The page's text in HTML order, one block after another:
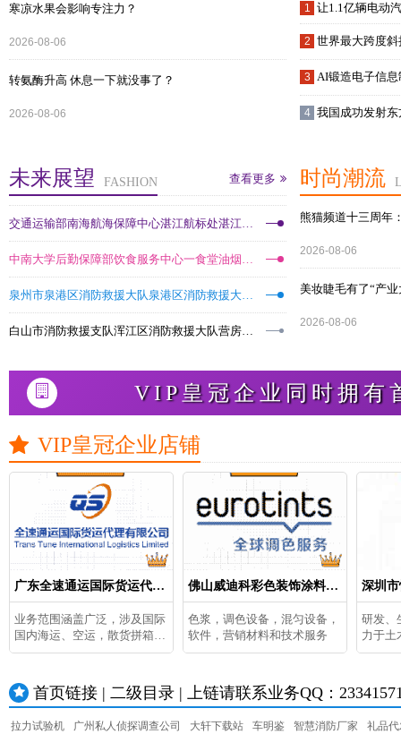
寒凉水果会影响专注力？
2026-08-06
转氨酶升高 休息一下就没事了？
2026-08-06
让1.1亿辆电动
世界最大跨度
AI锻造电子信
我国成功发射
未来展望 FASHION 查看更多
交通运输部南海航海保障中心湛江航标处湛江航
标处购买服务项目公开招标公告
中南大学后勤保障部饮食服务中心一食堂油烟净
化一体机及厨房灭火系统、七食堂油烟净化系统
采...
泉州市泉港区消防救援大队泉港区消防救援大队
2026年度食堂食材配送服务采购项目中标公告
白山市消防救援支队浑江区消防救援大队营房主
招...
时尚潮流
熊猫频道十三周年
2026-08-06
美妆睫毛有了“产业
2026-08-06
VIP皇冠企业同时拥有
VIP皇冠企业店铺
广东全速通运国际货运代理
有限公司
业务范围涵盖广泛，涉及国际
国内海运、空运，散货拼箱，
集装箱
佛山威迪科彩色装饰涂料有
限公司
色浆，调色设备，混匀设备，
软件，营销材料和技术服务
深圳
研发、
力于土
首页链接 | 二级目录 | 上链请联系业务QQ：
拉力试验机 广州私人侦探调查公司 大轩下载站 车明鉴 智慧消防厂家
礼品